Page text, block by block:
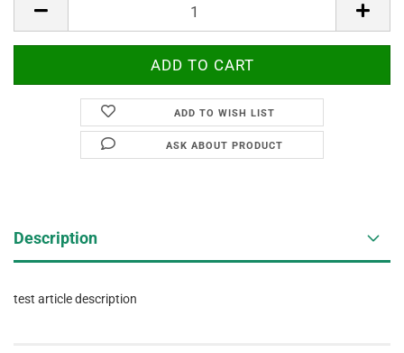
ADD TO WISH LIST
ASK ABOUT PRODUCT
Description
test article description